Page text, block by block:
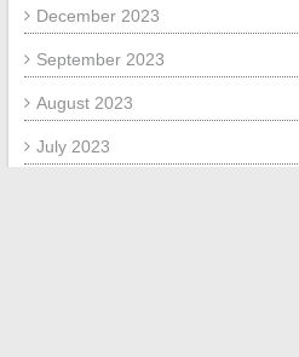
December 2023
September 2023
August 2023
July 2023